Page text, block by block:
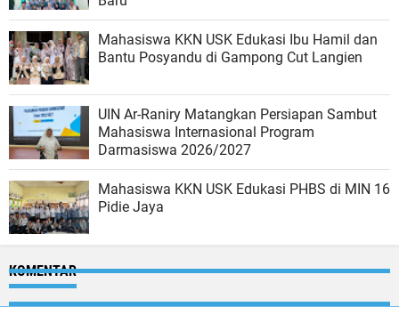
Mahasiswa KKN USK Edukasi Ibu Hamil dan
Bantu Posyandu di Gampong Cut Langien
UIN Ar-Raniry Matangkan Persiapan Sambut
Mahasiswa Internasional Program
Darmasiswa 2026/2027
Mahasiswa KKN USK Edukasi PHBS di MIN 16
Pidie Jaya
KOMENTAR